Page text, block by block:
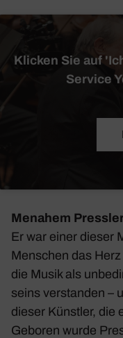
Klicken Sie auf
Service
Menahem
Er war einer dieser
Menschen das
die Musik als
seins verstanden –
dieser Künstler, die
Geboren wurde